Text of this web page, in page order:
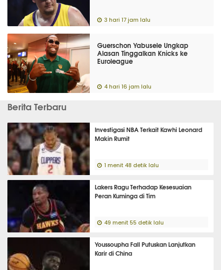
3 hari 17 jam lalu
Guerschon Yabusele Ungkap
Alasan Tinggalkan Knicks ke
Euroleague
4 hari 16 jam lalu
Berita Terbaru
Investigasi NBA Terkait Kawhi Leonard
Makin Rumit
1 menit 48 detik lalu
Lakers Ragu Terhadap Kesesuaian
Peran Kuminga di Tim
49 menit 55 detik lalu
Youssoupha Fall Putuskan Lanjutkan
Karir di China